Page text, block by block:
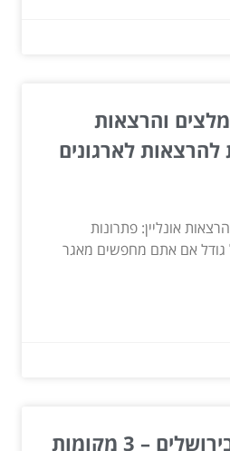
והרצאות
להרצאות לארגונים
אונליין: פתרונות
גודל אם אתם מחפשים מאגר
הצעות נישואין בירושלים – 3 מקומות